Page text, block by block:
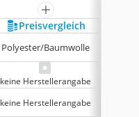
mehr anzeigen
Preis­vergleich
Polyester/Baumwolle
keine Herstellerangabe
keine Herstellerangabe